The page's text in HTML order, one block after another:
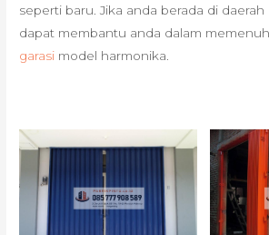
seperti baru. Jika anda berada di
dapat membantu anda dalam
garasi model harmonika.